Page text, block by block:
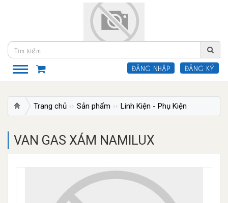
ĐĂNG NHẬP ĐĂNG KÝ
Trang chủ Sản phẩm Linh Kiện - Phụ Kiện
VAN GAS XÁM NAMILUX